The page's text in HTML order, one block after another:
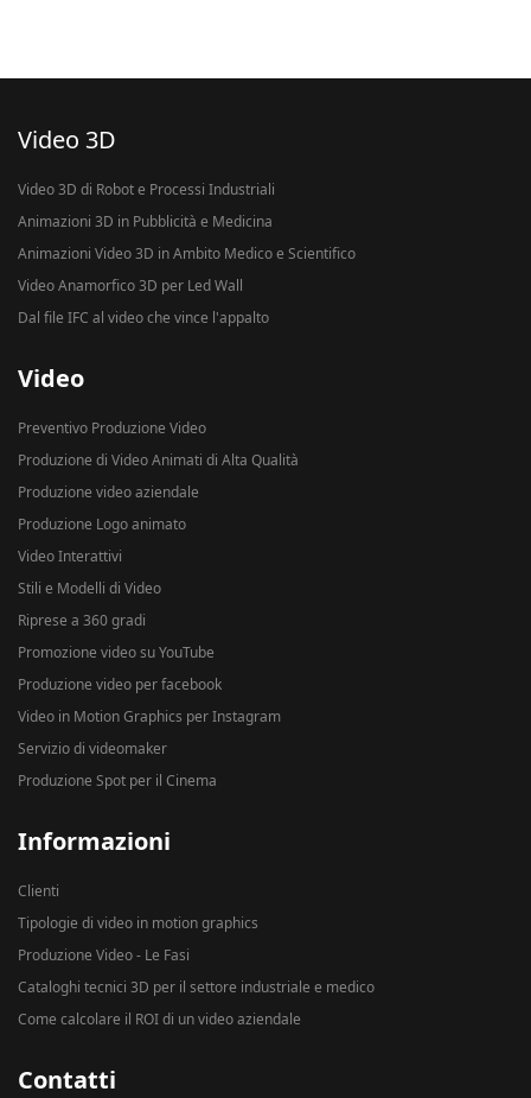
Video 3D
Video 3D di Robot e Processi Industriali
Animazioni 3D in Pubblicità e Medicina
Animazioni Video 3D in Ambito Medico e Scientifico
Video Anamorfico 3D per Led Wall
Dal file IFC al video che vince l'appalto
Video
Preventivo Produzione Video
Produzione di Video Animati di Alta Qualità
Produzione video aziendale
Produzione Logo animato
Video Interattivi
Stili e Modelli di Video
Riprese a 360 gradi
Promozione video su YouTube
Produzione video per facebook
Video in Motion Graphics per Instagram
Servizio di videomaker
Produzione Spot per il Cinema
Informazioni
Clienti
Tipologie di video in motion graphics
Produzione Video - Le Fasi
Cataloghi tecnici 3D per il settore industriale e medico
Come calcolare il ROI di un video aziendale
Contatti